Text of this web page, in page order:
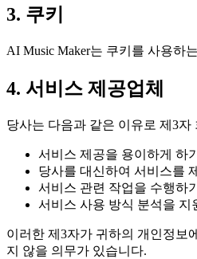
3. 쿠키
AI Music Maker는 쿠키를 사용하
4. 서비스 제공업체
당사는 다음과 같은 이유로 제3
서비스 제공을 용이하게 하
당사를 대신하여 서비스를
서비스 관련 작업을 수행하
서비스 사용 방식 분석을 지
이러한 제3자가 귀하의 개인정보
지 않을 의무가 있습니다.